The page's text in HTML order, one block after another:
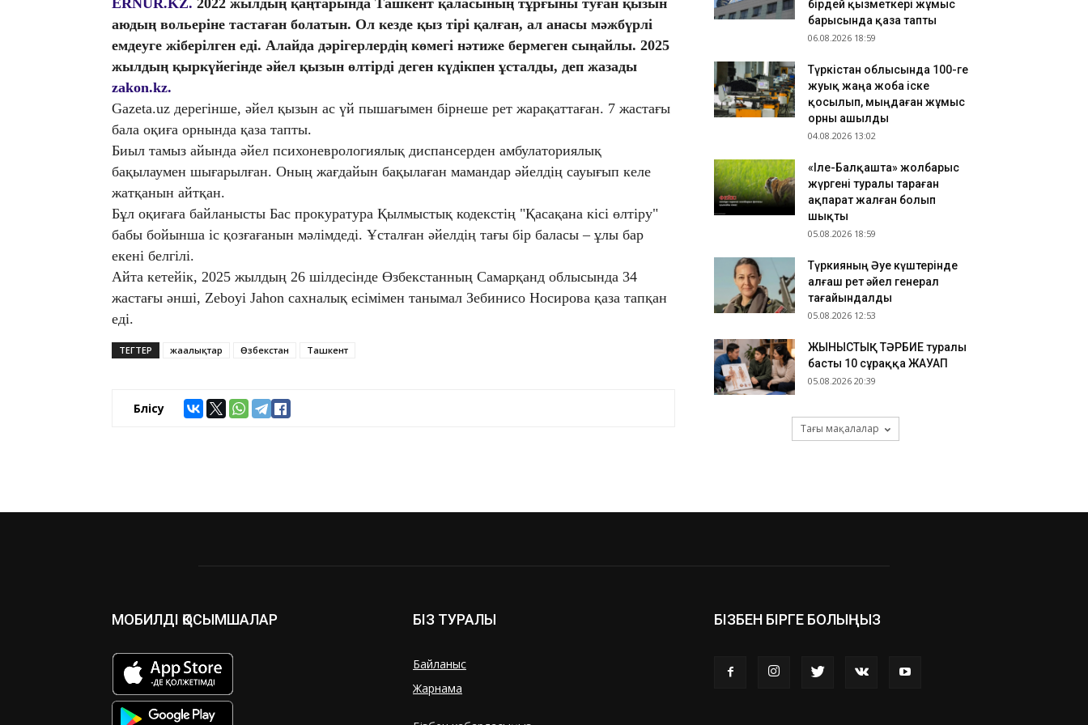
ERNUR.KZ. 2022 жылдың қаңтарында Ташкент қаласының тұрғыны туған қызын
аюдың вольеріне тастаған болатын. Ол кезде қыз тірі қалған, ал анасы мәжбүрлі
емдеуге жіберілген еді. Алайда дәрігерлердің көмегі нәтиже бермеген сыңайлы. 2025
жылдың қыркүйегінде әйел қызын өлтірді деген күдікпен ұсталды, деп жазады
zakon.kz.
Gazeta.uz дерегінше, әйел қызын ас үй пышағымен бірнеше рет жарақаттаған. 7 жастағы
бала оқиға орнында қаза тапты.
Биыл тамыз айында әйел психоневрологиялық диспансерден амбулаториялық
бақылаумен шығарылған. Оның жағдайын бақылаған мамандар әйелдің сауығып келе
жатқанын айтқан.
Бұл оқиғаға байланысты Бас прокуратура Қылмыстық кодекстің "Қасақана кісі өлтіру"
бабы бойынша іс қозғағанын мәлімдеді. Ұсталған әйелдің тағы бір баласы – ұлы бар
екені белгілі.
Айта кетейік, 2025 жылдың 26 шілдесінде Өзбекстанның Самарқанд облысында 34
жастағы әнші, Zeboyi Jahon сахналық есімімен танымал Зебинисо Носирова қаза тапқан
еді.
ТЕГТЕР жаңалықтар Өзбекстан Ташкент
Бөлісу
ТҮРКІСТАН: Нұралхан Көшеров тұрғынды жеке
қабылдап, мәселесін шешу жолын түсіндірді
Қазақстан ұлттық құрамасының бұрынғы
футболшысы қайтыс болды
06.08.2026 17:32
ТҮРКІСТАН: Отырар ауданына келуші туристер
бірдей қызметкері жұмыс
барысында қаза тапты
06.08.2026 18:59
Түркістан облысында 100-ге
жуық жаңа жоба іске
қосылып, мыңдаған жұмыс
орны ашылды
04.08.2026 13:02
«Іле-Балқашта» жолбарыс
жүргені туралы тараған
ақпарат жалған болып
шықты
05.08.2026 18:59
Түркияның Әуе күштерінде
алғаш рет әйел генерал
тағайындалды
05.08.2026 12:53
ЖЫНЫСТЫҚ ТӘРБИЕ туралы
басты 10 сұраққа ЖАУАП
05.08.2026 20:39
Тағы мақалалар
МОБИЛДІ ҚОСЫМШАЛАР БІЗ ТУРАЛЫ
Байланыс
Жарнама
БІЗБЕН БІРГЕ БОЛЫҢЫЗ